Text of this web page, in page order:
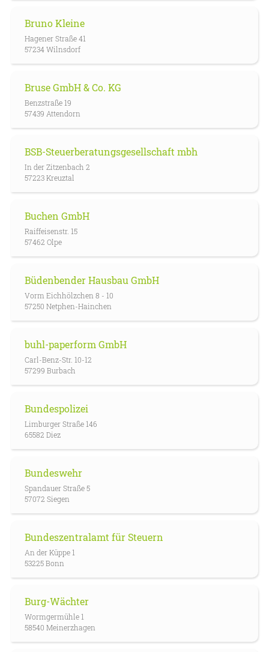
Bruno Kleine
Hagener Straße 41
57234 Wilnsdorf
Bruse GmbH & Co. KG
Benzstraße 19
57439 Attendorn
BSB-Steuerberatungsgesellschaft mbh
In der Zitzenbach 2
57223 Kreuztal
Buchen GmbH
Raiffeisenstr. 15
57462 Olpe
Büdenbender Hausbau GmbH
Vorm Eichhölzchen 8 - 10
57250 Netphen-Hainchen
buhl-paperform GmbH
Carl-Benz-Str. 10-12
57299 Burbach
Bundespolizei
Limburger Straße 146
65582 Diez
Bundeswehr
Spandauer Straße 5
57072 Siegen
Bundeszentralamt für Steuern
An der Küppe 1
53225 Bonn
Burg-Wächter
Wormgermühle 1
58540 Meinerzhagen